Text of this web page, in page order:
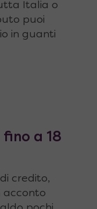
Italia o
puoi
in guanti
a 18
credito,
acconto